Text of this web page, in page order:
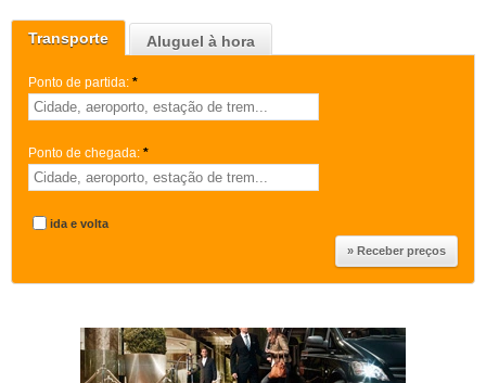
Transporte Aluguel à hora
Ponto de partida: *
Ponto de chegada: *
ida e volta